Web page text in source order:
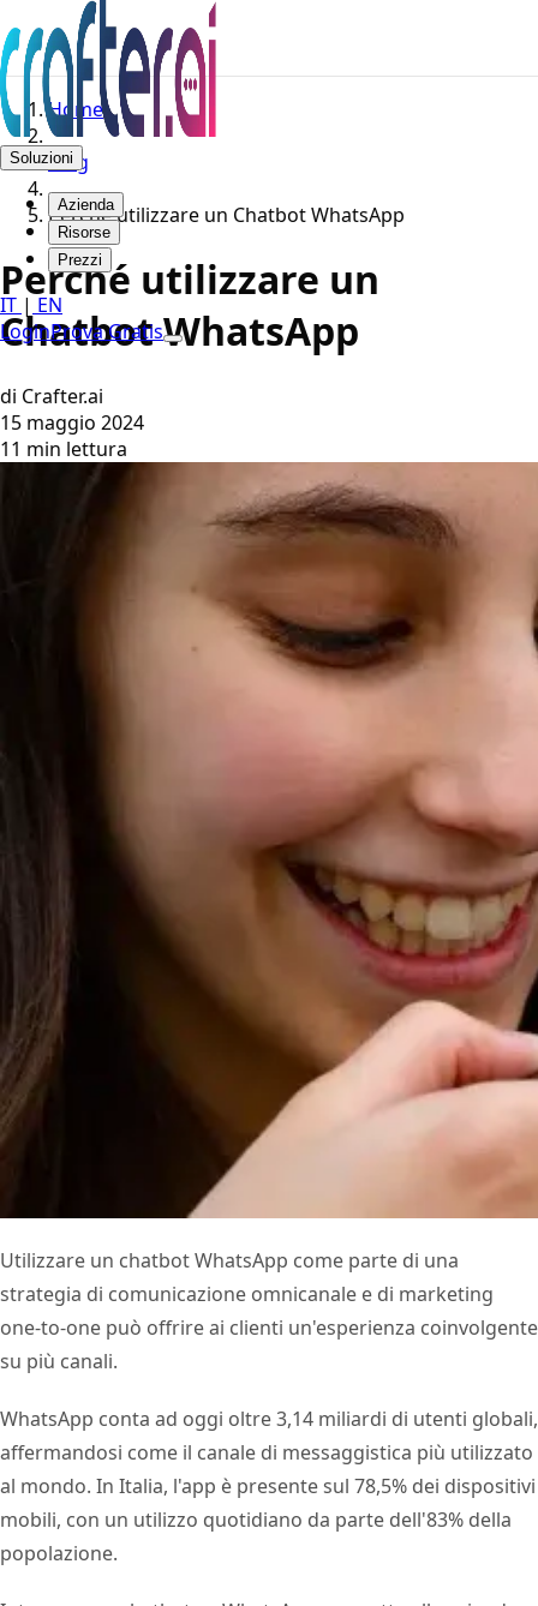
Soluzioni
Azienda
Risorse
Prezzi
IT | EN
LoginProva Gratis
Home
Blog
Perché utilizzare un Chatbot WhatsApp
Perché utilizzare un
Chatbot WhatsApp
di Crafter.ai
15 maggio 2024
11 min lettura
Utilizzare un chatbot WhatsApp come parte di una
strategia di comunicazione omnicanale e di marketing
one-to-one può offrire ai clienti un'esperienza coinvolgente
su più canali.
WhatsApp conta ad oggi oltre 3,14 miliardi di utenti globali,
affermandosi come il canale di messaggistica più utilizzato
al mondo. In Italia, l'app è presente sul 78,5% dei dispositivi
mobili, con un utilizzo quotidiano da parte dell'83% della
popolazione.